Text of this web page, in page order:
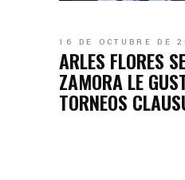
16 DE OCTUBRE DE
ARLES FLORES
ZAMORA LE
TORNEOS